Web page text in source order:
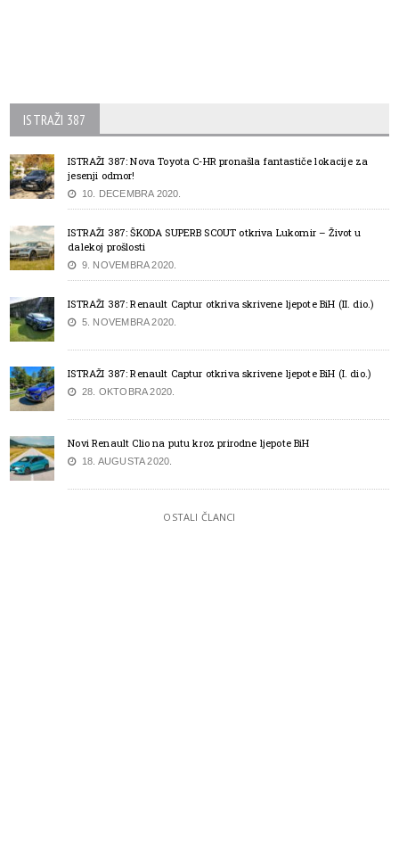
ISTRAŽI 387
ISTRAŽI 387: Nova Toyota C-HR pronašla fantastiče lokacije za
jesenji odmor!
10. DECEMBRA 2020.
ISTRAŽI 387: ŠKODA SUPERB SCOUT otkriva Lukomir – Život u
dalekoj prošlosti
9. NOVEMBRA 2020.
ISTRAŽI 387: Renault Captur otkriva skrivene ljepote BiH (II. dio.)
5. NOVEMBRA 2020.
ISTRAŽI 387: Renault Captur otkriva skrivene ljepote BiH (I. dio.)
28. OKTOBRA 2020.
Novi Renault Clio na putu kroz prirodne ljepote BiH
18. AUGUSTA 2020.
OSTALI ČLANCI